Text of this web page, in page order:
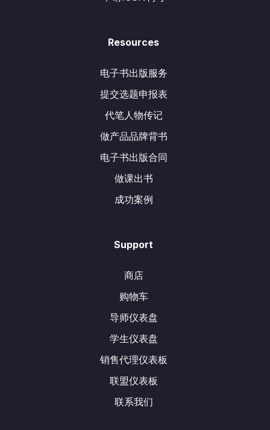
Resources
电子书出版服务
提交选题申报表
代笔人物传记
做产品品牌背书
电子书出版合同
做课出书
成功案例
Support
商店
购物车
导师仪表盘
学生仪表盘
销售代理仪表板
联盟仪表板
联系我们